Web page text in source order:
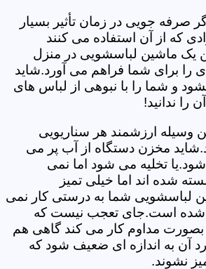
صرفه جویی در زمان تأثیر بسیار
که از آن استفاده می کنند
یک ماشین لباسشویی در منزل
را برای شما فراهم می آورد.شاید
و شما را با نبوهی از لباس های
را ندانید!
وسیله ارزشمند هر سناریویی
مخزن دستگاه از آب پر می
تخلیه می شود اما نمی
شده اند اما خیلی تمیز
لباسشویی شما به درستی کار نمی
شده است.جای تعجب نیست که
مداوم کار می کند گاهی هم
آن به اندازه ای ضعیف شود که
نشوند.